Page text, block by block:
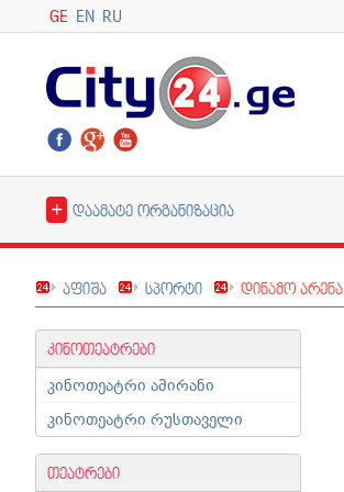
GE EN RU
+ დაამატე ორგანიზაცია
აფიშა სპორტი დინამო არენა
კინოთეატრები
კინოთეატრი ამირანი
კინოთეატრი რუსთაველი
თეატრები